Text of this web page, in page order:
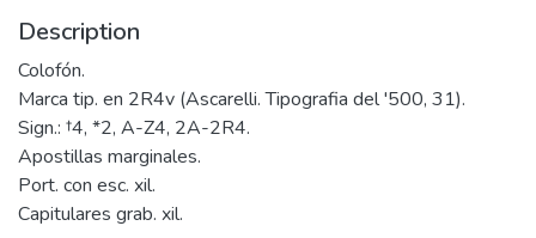
Description
Colofón.
Marca tip. en 2R4v (Ascarelli. Tipografia del '500, 31).
Sign.: †4, *2, A-Z4, 2A-2R4.
Apostillas marginales.
Port. con esc. xil.
Capitulares grab. xil.